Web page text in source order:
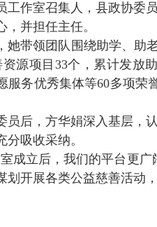
工作室召集人，县政协委
并担任主任。
她带领团队围绕助学、助
源项目 33个，累计发放
服务优秀集体等60多项荣
员后，方华娟深入基层，
分吸收采纳。
成立后，我们的平台更
划开展各类公益慈善活动